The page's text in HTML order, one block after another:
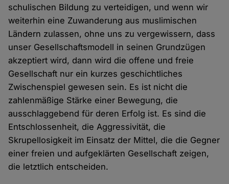
schulischen Bildung zu verteidigen, und wenn wir
weiterhin eine Zuwanderung aus muslimischen
Ländern zulassen, ohne uns zu vergewissern, dass
unser Gesellschaftsmodell in seinen Grundzügen
akzeptiert wird, dann wird die offene und freie
Gesellschaft nur ein kurzes geschichtliches
Zwischenspiel gewesen sein. Es ist nicht die
zahlenmäßige Stärke einer Bewegung, die
ausschlaggebend für deren Erfolg ist. Es sind die
Entschlossenheit, die Aggressivität, die
Skrupellosigkeit im Einsatz der Mittel, die die Gegner
einer freien und aufgeklärten Gesellschaft zeigen,
die letztlich entscheiden.